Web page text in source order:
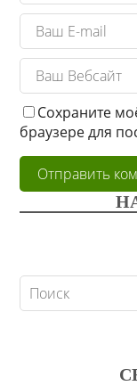
Сохраните
браузере для